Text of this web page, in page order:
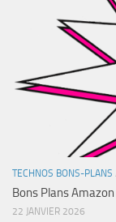
TECHNOS BONS-PLANS
Bons Plans
22 JANVIER 2026